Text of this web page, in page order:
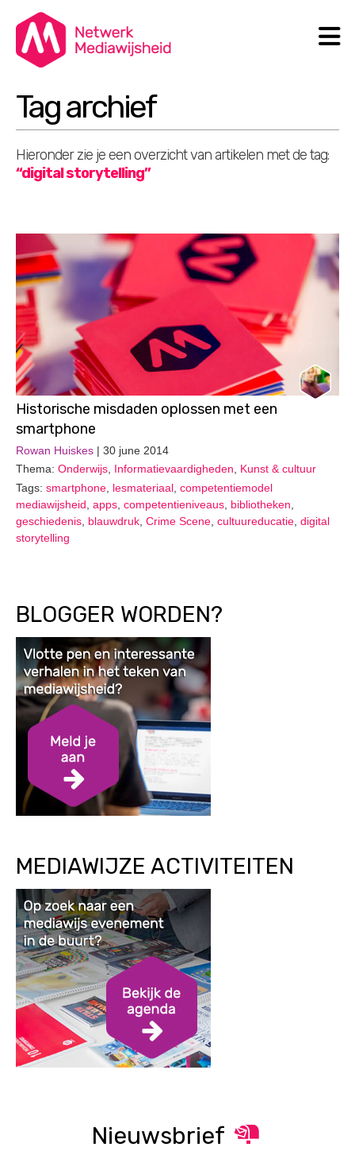
Search
Tag archief
Hieronder zie je een overzicht van artikelen met de tag:
“digital storytelling”
Historische misdaden oplossen met een
smartphone
Rowan Huiskes | 30 june 2014
Thema: Onderwijs, Informatievaardigheden, Kunst & cultuur
Tags: smartphone, lesmateriaal, competentiemodel
mediawijsheid, apps, competentieniveaus, bibliotheken,
geschiedenis, blauwdruk, Crime Scene, cultuureducatie, digital
storytelling
BLOGGER WORDEN?
MEDIAWIJZE ACTIVITEITEN
Nieuwsbrief